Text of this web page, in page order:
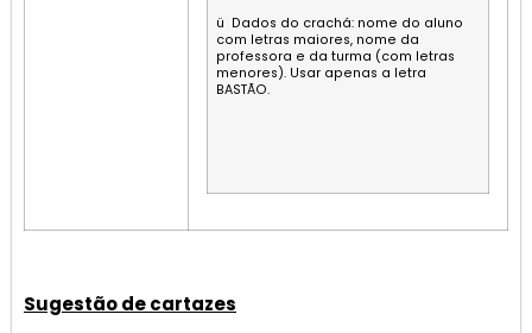
ü Dados do crachá: nome do aluno
com letras maiores, nome da
professora e da turma (com letras
menores). Usar apenas a letra
BASTÃO.
Sugestão de cartazes